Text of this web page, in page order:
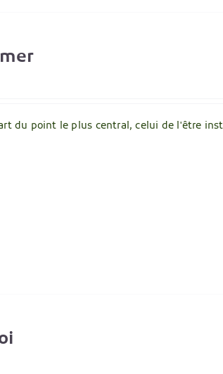
du point le plus central, celui de l'être